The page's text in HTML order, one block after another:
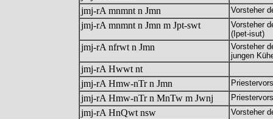
jmj-rA mnmnt n Jmn Vorsteher
jmj-rA mnmnt n Jmn m Jpt-swt
Vorsteher
(Ipet-isut)
jmj-rA nfrwt n Jmn
Vorsteher
jungen
jmj-rA Hwwt nt
jmj-rA Hmw-nTr n Jmn
jmj-rA Hmw-nTr n MnTw m Jwnj
jmj-rA HnQwt nsw Vorsteher